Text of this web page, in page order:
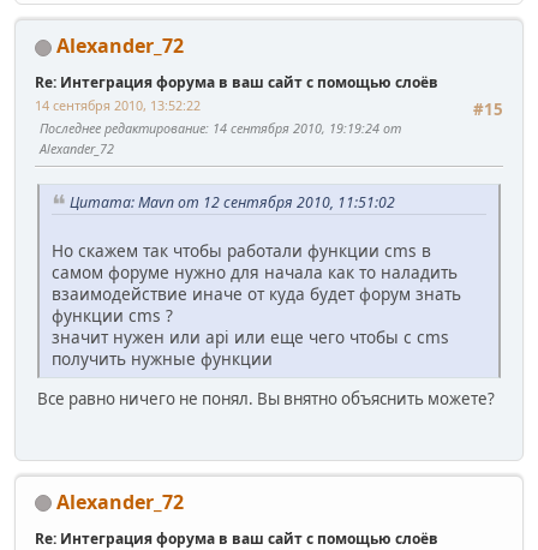
Alexander_72
Re: Интеграция форума в ваш сайт с помощью слоёв
#15
14 сентября 2010, 13:52:22
Последнее редактирование: 14 сентября 2010, 19:19:24 от
Alexander_72
Цитата: Mavn от 12 сентября 2010, 11:51:02
Но скажем так чтобы работали функции cms в
самом форуме нужно для начала как то наладить
взаимодействие иначе от куда будет форум знать
функции cms ?
значит нужен или api или еще чего чтобы с cms
получить нужные функции
Все равно ничего не понял. Вы внятно объяснить можете?
Alexander_72
Re: Интеграция форума в ваш сайт с помощью слоёв